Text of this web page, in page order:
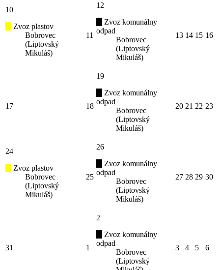
10
Zvoz plastov
Bobrovec
(Liptovský
Mikuláš)
11
12
Zvoz komunálny
odpad
Bobrovec
(Liptovský
Mikuláš)
13 14 15 16
17 18
19
Zvoz komunálny
odpad
Bobrovec
(Liptovský
Mikuláš)
20 21 22 23
24
Zvoz plastov
Bobrovec
(Liptovský
Mikuláš)
25
26
Zvoz komunálny
odpad
Bobrovec
(Liptovský
Mikuláš)
27 28 29 30
31 1
2
Zvoz komunálny
odpad
Bobrovec
(Liptovský
3 4 5 6